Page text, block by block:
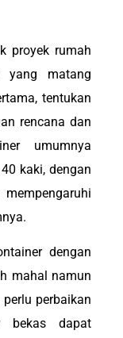
proyek rumah
yang matang
tentukan
rencana dan
umumnya
kaki, dengan
dengan
mahal namun
perbaikan
bekas dapat